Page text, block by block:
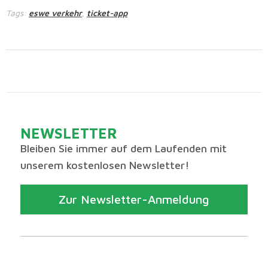
Tags: eswe verkehr, ticket-app
NEWSLETTER
Bleiben Sie immer auf dem Laufenden mit
unserem kostenlosen Newsletter!
Zur Newsletter-Anmeldung